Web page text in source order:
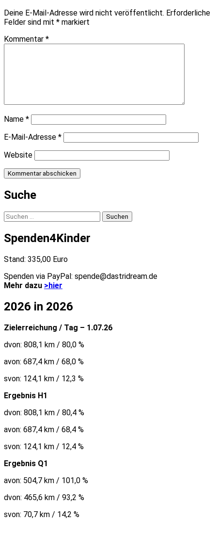
Deine E-Mail-Adresse wird nicht veröffentlicht. Erforderliche
Felder sind mit * markiert
Kommentar *
Name *
E-Mail-Adresse *
Website
Suche
Suchen
nach:
Spenden4Kinder
Stand: 335,00 Euro
Spenden via PayPal: spende@dastridream.de
Mehr dazu >hier
2026 in 2026
Zielerreichung / Tag – 1.07.26
dvon: 808,1 km / 80,0 %
avon: 687,4 km / 68,0 %
svon: 124,1 km / 12,3 %
Ergebnis H1
dvon: 808,1 km / 80,4 %
avon: 687,4 km / 68,4 %
svon: 124,1 km / 12,4 %
Ergebnis Q1
avon: 504,7 km / 101,0 %
dvon: 465,6 km / 93,2 %
svon: 70,7 km / 14,2 %